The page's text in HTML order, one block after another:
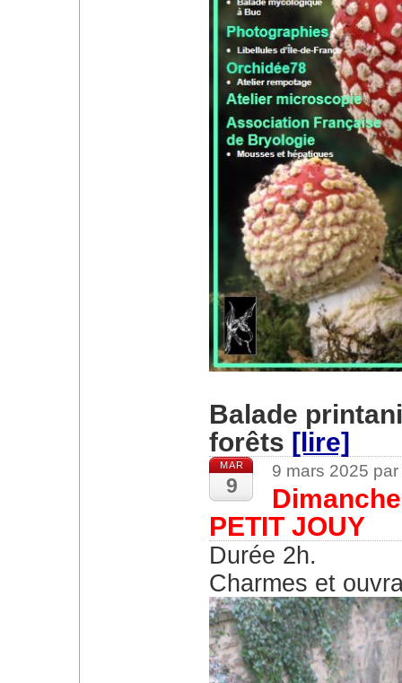
Balade
forêts [lire]
MAR
9
9 mars 2025
PETIT JOUY
Durée 2h.
Charmes et